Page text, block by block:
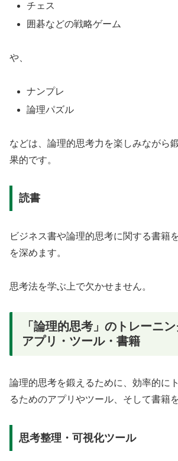
チェス
囲碁などの戦略ゲーム
や、
ナンプレ
論理パズル
などは、論理的思考力を楽しみながら
果的です。
読書
ビジネス書や論理的思考に関する書籍
を深めます。
思考法を学ぶ上で欠かせません。
「論理的思考」のトレーニ
アプリ・ツール・書籍
論理的思考を鍛えるために、効率的に
るためのアプリやツール、そして書籍
思考整理・可視化ツール